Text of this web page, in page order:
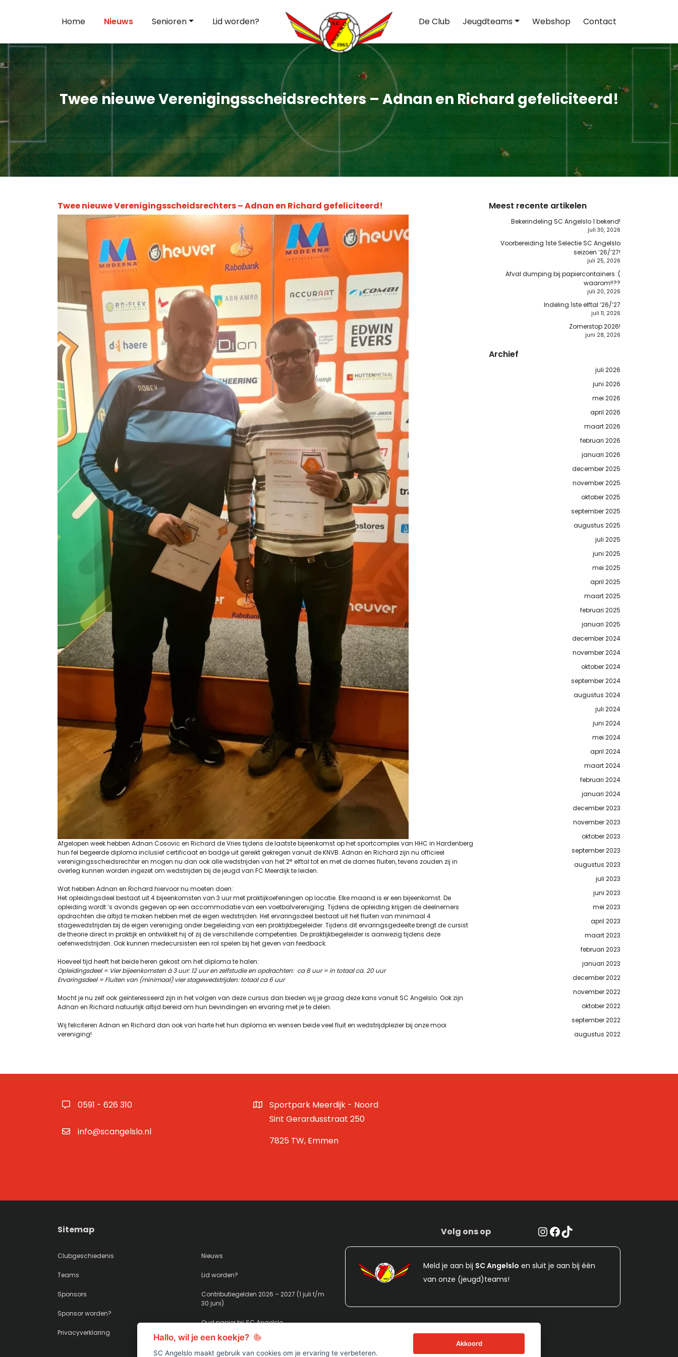
Home Nieuws Senioren Lid worden? De Club Jeugdteams Webshop Contact
Twee nieuwe Verenigingsscheidsrechters – Adnan en Richard gefeliciteerd!
Twee nieuwe Verenigingsscheidsrechters – Adnan en Richard gefeliciteerd!
Afgelopen week hebben Adnan Cosovic en Richard de Vries tijdens de laatste bijeenkomst op het sportcomplex van HHC in Hardenberg
hun fel begeerde diploma inclusief certificaat en badge uit gereikt gekregen vanuit de KNVB. Adnan en Richard zijn nu officieel
verenigingsscheidsrechter en mogen nu dan ook alle wedstrijden van het 2e elftal tot en met de dames fluiten, tevens zouden zij in
overleg kunnen worden ingezet om wedstrijden bij de jeugd van FC Meerdijk te leiden.
Wat hebben Adnan en Richard hiervoor nu moeten doen:
Het opleidingsdeel bestaat uit 4 bijeenkomsten van 3 uur met praktijkoefeningen op locatie. Elke maand is er een bijeenkomst. De
opleiding wordt ‘s avonds gegeven op een accommodatie van een voetbalvereniging. Tijdens de opleiding krijgen de deelnemers
opdrachten die altijd te maken hebben met de eigen wedstrijden. Het ervaringsdeel bestaat uit het fluiten van minimaal 4
stagewedstrijden bij de eigen vereniging onder begeleiding van een praktijkbegeleider. Tijdens dit ervaringsgedeelte brengt de cursist
de theorie direct in praktijk en ontwikkelt hij of zij de verschillende competenties. De praktijkbegeleider is aanwezig tijdens deze
oefenwedstrijden. Ook kunnen medecursisten een rol spelen bij het geven van feedback.
Hoeveel tijd heeft het beide heren gekost om het diploma te halen:
Opleidingsdeel = Vier bijeenkomsten á 3 uur: 12 uur en zelfstudie en opdrachten: ca 8 uur = in totaal ca. 20 uur
Ervaringsdeel = Fluiten van (minimaal) vier stagewedstrijden: totaal ca 6 uur
Mocht je nu zelf ook geïnteresseerd zijn in het volgen van deze cursus dan bieden wij je graag deze kans vanuit SC Angelslo. Ook zijn
Adnan en Richard natuurlijk altijd bereid om hun bevindingen en ervaring met je te delen.
Wij feliciteren Adnan en Richard dan ook van harte het hun diploma en wensen beide veel fluit en wedstrijdplezier bij onze mooi
vereniging!
Meest recente artikelen
Bekerindeling SC Angelslo 1 bekend!
juli 30, 2026
Voorbereiding 1ste Selectie SC Angelslo
seizoen ’26/’27!
juli 25, 2026
Afval dumping bij papiercontainers :(
waarom!!??
juli 20, 2026
Indeling 1ste elftal ’26/’27
juli 11, 2026
Zomerstop 2026!
juni 28, 2026
Archief
juli 2026
juni 2026
mei 2026
april 2026
maart 2026
februari 2026
januari 2026
december 2025
november 2025
oktober 2025
september 2025
augustus 2025
juli 2025
juni 2025
mei 2025
april 2025
maart 2025
februari 2025
januari 2025
december 2024
november 2024
oktober 2024
september 2024
augustus 2024
juli 2024
juni 2024
mei 2024
april 2024
maart 2024
februari 2024
januari 2024
december 2023
november 2023
oktober 2023
september 2023
augustus 2023
juli 2023
juni 2023
mei 2023
april 2023
maart 2023
februari 2023
januari 2023
december 2022
november 2022
oktober 2022
september 2022
augustus 2022
0591 - 626 310
info@scangelslo.nl
Sportpark Meerdijk - Noord
Sint Gerardusstraat 250
7825 TW, Emmen
Volg ons op Instagram
Facebook
TikTok
Sitemap
Clubgeschiedenis
Teams
Sponsors
Sponsor worden?
Privacyverklaring
Nieuws
Lid worden?
Contributiegelden 2026 – 2027 (1 juli t/m
30 juni)
Oud papier bij SC Angelslo
Meld je aan bij SC Angelslo en sluit je aan bij één
van onze (jeugd)teams!
Hallo, wil je een koekje?
SC Angelslo maakt gebruik van cookies om je ervaring te verbeteren.
Akkoord